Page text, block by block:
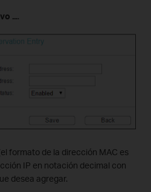
....
formato de la dirección MAC es
IP en notación decimal con
desea agregar.